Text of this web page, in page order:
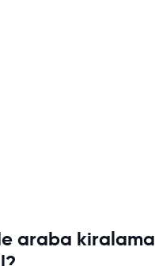
araba kiralama